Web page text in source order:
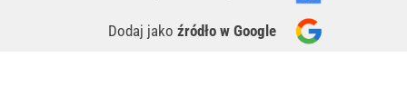
Dodaj jako źródło w Google